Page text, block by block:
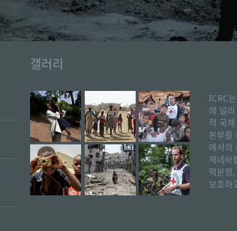
갤러리
ICRC
에 널
적 국
본부를
에서의
제네바
력분쟁
보호하